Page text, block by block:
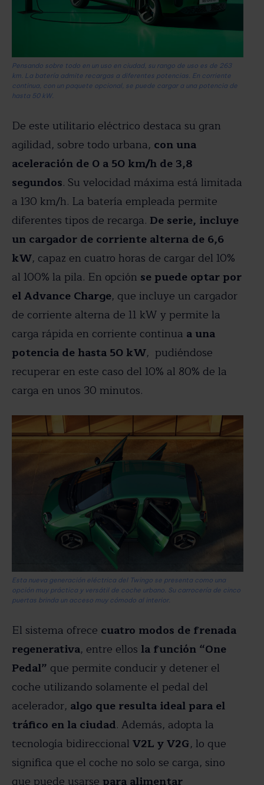
Pensando sobre todo en un uso en ciudad, su rango de uso es de 263
km. La batería admite recargas a diferentes potencias. En corriente
continua, con un paquete opcional, se puede cargar a una potencia de
hasta 50 kW.
De este utilitario eléctrico destaca su gran
agilidad, sobre todo urbana, con una
aceleración de 0 a 50 km/h de 3,8
segundos. Su velocidad máxima está limitada
a 130 km/h. La batería empleada permite
diferentes tipos de recarga. De serie, incluye
un cargador de corriente alterna de 6,6
kW, capaz en cuatro horas de cargar del 10%
al 100% la pila. En opción se puede optar por
el Advance Charge, que incluye un cargador
de corriente alterna de 11 kW y permite la
carga rápida en corriente continua a una
potencia de hasta 50 kW, pudiéndose
recuperar en este caso del 10% al 80% de la
carga en unos 30 minutos.
Esta nueva generación eléctrica del Twingo se presenta como una
opción muy práctica y versátil de coche urbano. Su carrocería de cinco
puertas brinda un acceso muy cómodo al interior.
El sistema ofrece cuatro modos de frenada
regenerativa, entre ellos la función “One
Pedal” que permite conducir y detener el
coche utilizando solamente el pedal del
acelerador, algo que resulta ideal para el
tráfico en la ciudad. Además, adopta la
tecnología bidireccional V2L y V2G, lo que
significa que el coche no solo se carga, sino